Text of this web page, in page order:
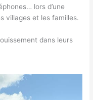
lors d’une
villages et les familles.
dans leurs